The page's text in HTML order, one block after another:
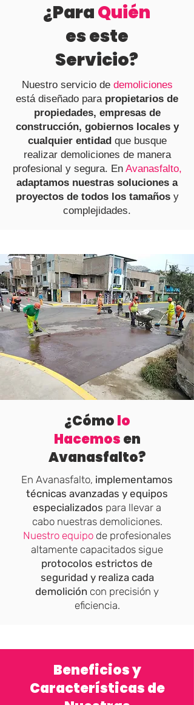
¿ParaQuién
es este
Servicio?
Nuestro servicio de demoliciones
está diseñado para propietarios de
propiedades, empresas de
construcción, gobiernos locales y
cualquier entidadque busque
realizar demoliciones de manera
profesional y segura. En Avanasfalto,
adaptamos nuestras soluciones a
proyectos de todos los tamañosy
complejidades.
¿Cómolo
Hacemosen
Avanasfalto?
En Avanasfalto, implementamos
técnicas avanzadas y equipos
especializados para llevar a
cabo nuestras demoliciones.
Nuestro equipo de profesionales
altamente capacitados sigue
protocolos estrictos de
seguridad y realiza cada
demolición con precisión y
eficiencia.
​Beneficios y
Características de